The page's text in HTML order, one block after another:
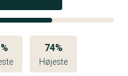
74%
Højeste